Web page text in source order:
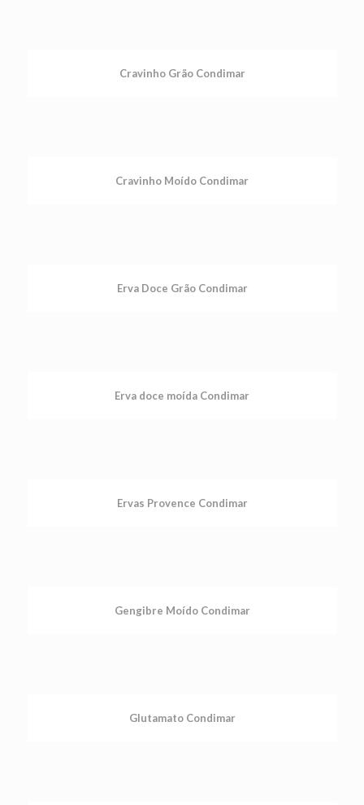
Cravinho Grão Condimar
Cravinho Moído Condimar
Erva Doce Grão Condimar
Erva doce moída Condimar
Ervas Provence Condimar
Gengibre Moído Condimar
Glutamato Condimar